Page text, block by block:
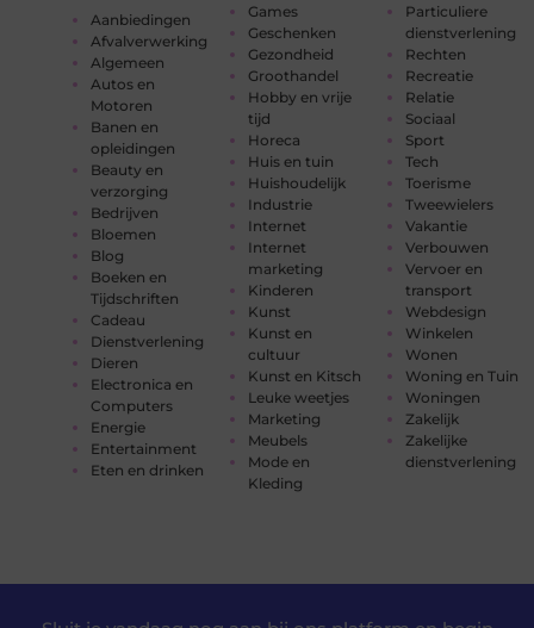
Aanbiedingen
Afvalverwerking
Algemeen
Autos en
Motoren
Banen en
opleidingen
Beauty en
verzorging
Bedrijven
Bloemen
Blog
Boeken en
Tijdschriften
Cadeau
Dienstverlening
Dieren
Electronica en
Computers
Energie
Entertainment
Eten en drinken
Games
Geschenken
Gezondheid
Groothandel
Hobby en vrije
tijd
Horeca
Huis en tuin
Huishoudelijk
Industrie
Internet
Internet
marketing
Kinderen
Kunst
Kunst en
cultuur
Kunst en Kitsch
Leuke weetjes
Marketing
Meubels
Mode en
Kleding
Particuliere
dienstverlening
Rechten
Recreatie
Relatie
Sociaal
Sport
Tech
Toerisme
Tweewielers
Vakantie
Verbouwen
Vervoer en
transport
Webdesign
Winkelen
Wonen
Woning en Tuin
Woningen
Zakelijk
Zakelijke
dienstverlening